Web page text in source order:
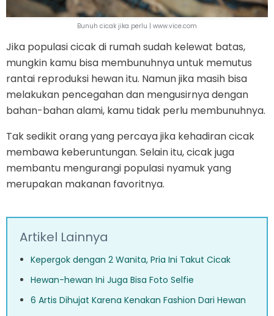
Bunuh cicak jika perlu | www.vice.com
Jika populasi cicak di rumah sudah kelewat batas,
mungkin kamu bisa membunuhnya untuk memutus
rantai reproduksi hewan itu. Namun jika masih bisa
melakukan pencegahan dan mengusirnya dengan
bahan-bahan alami, kamu tidak perlu membunuhnya.
Tak sedikit orang yang percaya jika kehadiran cicak
membawa keberuntungan. Selain itu, cicak juga
membantu mengurangi populasi nyamuk yang
merupakan makanan favoritnya.
Artikel Lainnya
Kepergok dengan 2 Wanita, Pria Ini Takut Cicak
Hewan-hewan Ini Juga Bisa Foto Selfie
6 Artis Dihujat Karena Kenakan Fashion Dari Hewan